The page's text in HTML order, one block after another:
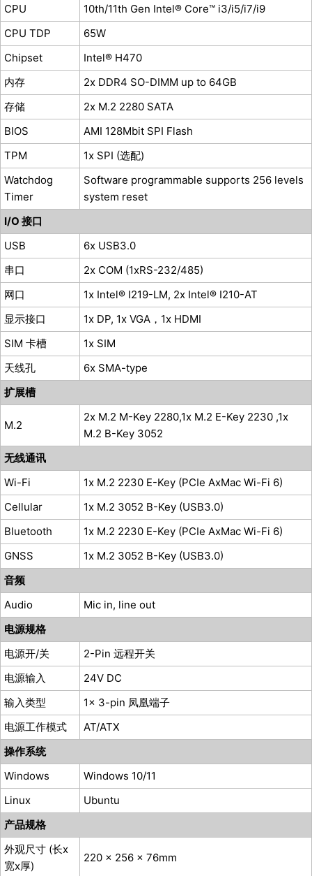
CPU
10th/11th Gen Intel® Core™ i3/i5/i7/i9
CPU TDP
65W
Chipset
Intel® H470
内存
2x DDR4 SO-DIMM up to 64GB
存储
2x M.2 2280 SATA
BIOS
AMI 128Mbit SPI Flash
TPM
1x SPI (选配)
Watchdog
Timer
Software programmable supports 256 levels
system reset
I/O 接口
USB
6x USB3.0
串口
2x COM (1xRS-232/485)
网口
1x Intel® I219-LM, 2x Intel® I210-AT
显示接口
1x DP, 1x VGA，1x HDMI
SIM 卡槽
1x SIM
天线孔
6x SMA-type
扩展槽
M.2
2x M.2 M-Key 2280,1x M.2 E-Key 2230 ,1x
M.2 B-Key 3052
无线通讯
Wi-Fi
1x M.2 2230 E-Key (PCIe AxMac Wi-Fi 6)
Cellular
1x M.2 3052 B-Key (USB3.0)
Bluetooth
1x M.2 2230 E-Key (PCIe AxMac Wi-Fi 6)
GNSS
1x M.2 3052 B-Key (USB3.0)
音频
Audio
Mic in, line out
电源规格
电源开/关
2-Pin 远程开关
电源输入
24V DC
输入类型
1x 3-pin 凤凰端子
电源工作模式
AT/ATX
操作系统
Windows
Windows 10/11
Linux
Ubuntu
产品规格
外观尺寸 (长x
宽x厚)
220 x 256 x 76mm